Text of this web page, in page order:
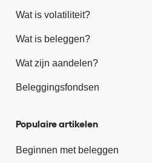
Wat is volatiliteit?
Wat is beleggen?
Wat zijn aandelen?
Beleggingsfondsen
Populaire artikelen
Beginnen met beleggen